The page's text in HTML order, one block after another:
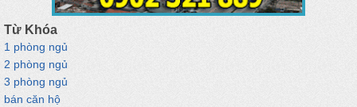
Từ Khóa
1 phòng ngủ
2 phòng ngủ
3 phòng ngủ
bán căn hộ